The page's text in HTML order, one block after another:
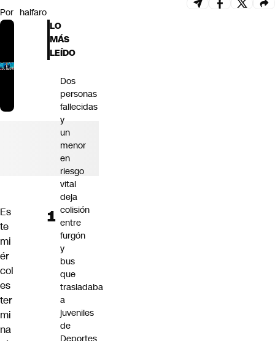
Por halfaro
Es
te
mi
ér
col
es
ter
mi
na
LO
MÁS
LEÍDO
Dos
personas
fallecidas
y
un
menor
en
riesgo
vital
deja
colisión
entre
furgón
y
bus
que
trasladaba
a
juveniles
de
Deportes